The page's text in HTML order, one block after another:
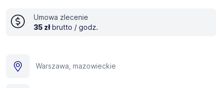
Umowa zlecenie
35 zł brutto / godz.
Warszawa, mazowieckie